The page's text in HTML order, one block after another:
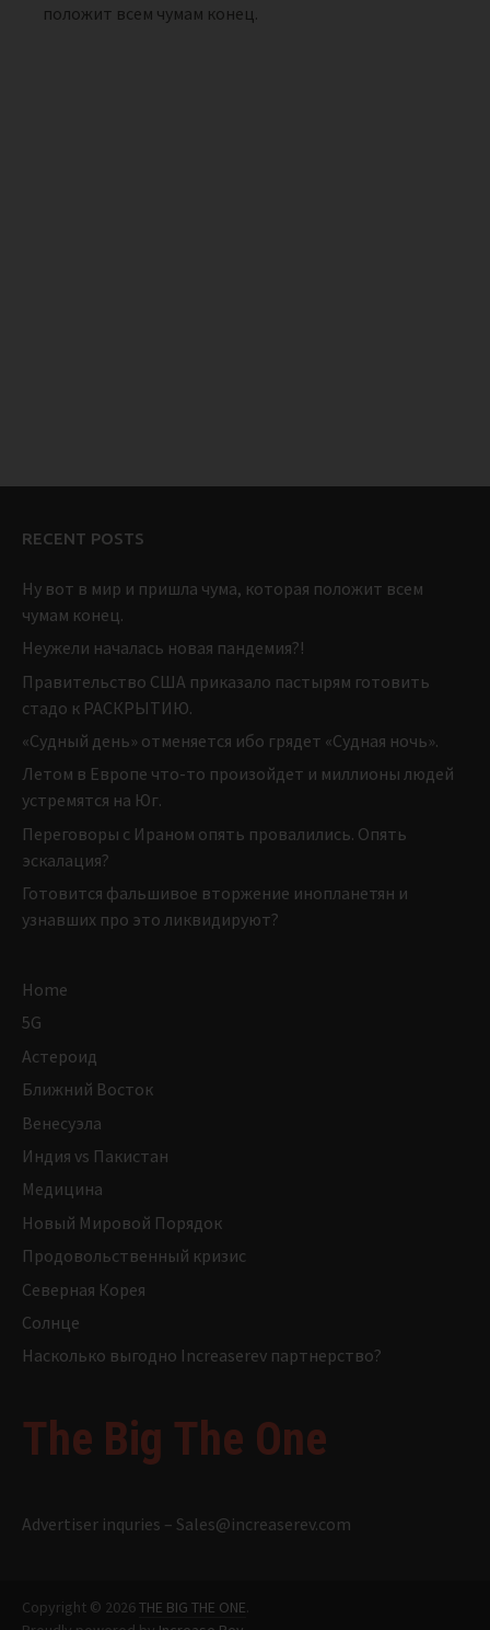
положит всем чумам конец.
RECENT POSTS
Ну вот в мир и пришла чума, которая положит всем
чумам конец.
Неужели началась новая пандемия?!
Правительство США приказало пастырям готовить
стадо к РАСКРЫТИЮ.
«Судный день» отменяется ибо грядет «Судная ночь».
Летом в Европе что-то произойдет и миллионы людей
устремятся на Юг.
Переговоры с Ираном опять провалились. Опять
эскалация?
Готовится фальшивое вторжение инопланетян и
узнавших про это ликвидируют?
Home
5G
Астероид
Ближний Восток
Венесуэла
Индия vs Пакистан
Медицина
Новый Мировой Порядок
Продовольственный кризис
Северная Корея
Солнце
Насколько выгодно Increaserev партнерство?
The Big The One
Advertiser inquries – Sales@increaserev.com
Copyright © 2026THE BIG THE ONE.